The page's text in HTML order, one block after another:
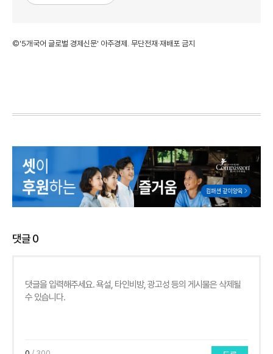
©'5개국어 글로벌 경제신문' 아주경제. 무단전재·재배포 금지
댓글0